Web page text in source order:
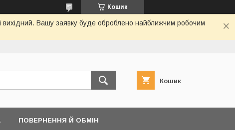
Кошик
вихідний. Вашу заявку буде оброблено найближчим робочим
Кошик
ПОВЕРНЕННЯ Й ОБМІН